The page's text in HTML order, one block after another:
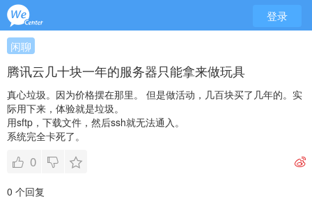
登录
闲聊
腾讯云几十块一年的服务器只能拿来做玩具
真心垃圾。因为价格摆在那里。
但是做活动，几百块买了几年的。实
际用下来，体验就是垃圾。
用sftp，下载文件，然后ssh就无法通入。
系统完全卡死了。
0
0 个回复